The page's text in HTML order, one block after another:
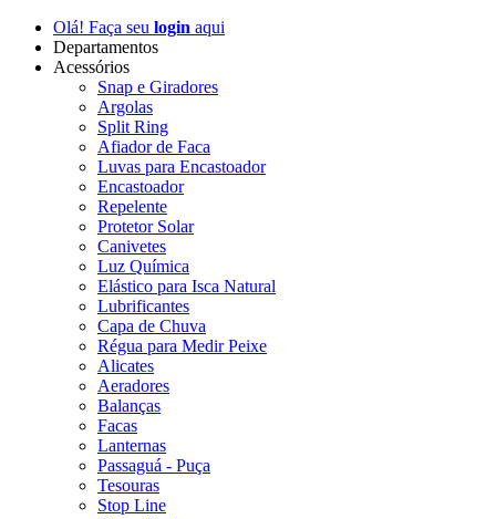
Olá! Faça seu login aqui
Departamentos
Acessórios
Snap e Giradores
Argolas
Split Ring
Afiador de Faca
Luvas para Encastoador
Encastoador
Repelente
Protetor Solar
Canivetes
Luz Química
Elástico para Isca Natural
Lubrificantes
Capa de Chuva
Régua para Medir Peixe
Alicates
Aeradores
Balanças
Facas
Lanternas
Passaguá - Puça
Tesouras
Stop Line